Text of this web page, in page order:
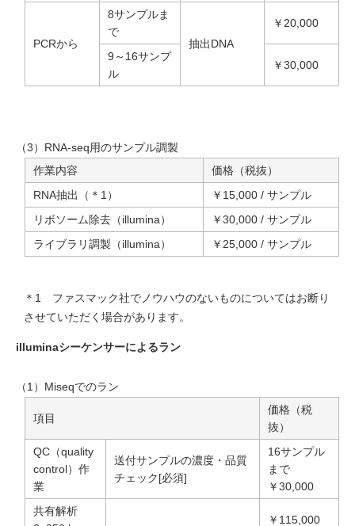
ジェノタイピングシーケンス（GBS）解析
シーケンス（塩基配列）解析
次世代シーケンス（NGS）解析【RNAシーケンス】
MicroRNAおよびmRNAの統合解析
RNAメチル化解析
シーケンス（塩基配列）解析
次世代シーケンス（NGS）解析【ゲノムDNAシーケンス】
ネオエピトープ解析・がん関連遺伝子解析
シーケンス（塩基配列）解析
次世代シーケンス（NGS）解析【ゲノムDNAシーケンス】
シーケンス（塩基配列）解析
次世代シーケンス（NGS）解析【データ解析・その他】
次世代データマイニング
PCRから
8サンプルま
で
抽出DNA
￥20,000
9～16サンプ
ル
￥30,000
（3）RNA-seq用のサンプル調製
作業内容
価格（税抜）
RNA抽出（＊1）
￥15,000 / サンプル
リボソーム除去（illumina）
￥30,000 / サンプル
ライブラリ調製（illumina）
￥25,000 / サンプル
＊1 ファスマック社でノウハウのないものについてはお断り
させていただく場合があります。
illuminaシーケンサーによるラン
（1）Miseqでのラン
項目
価格（税
抜）
QC（quality
control）作
業
送付サンプルの濃度・品質
チェック[必須]
16サンプル
まで
￥30,000
共有解析
￥115,000